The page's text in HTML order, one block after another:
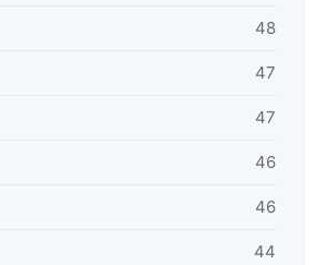
48
47
47
46
46
44